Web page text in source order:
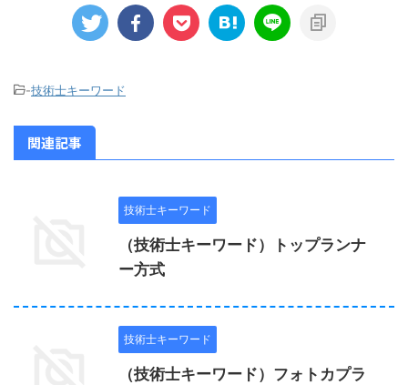
-技術士キーワード
関連記事
技術士キーワード
（技術士キーワード）トップランナ
ー方式
技術士キーワード
（技術士キーワード）フォトカプラ